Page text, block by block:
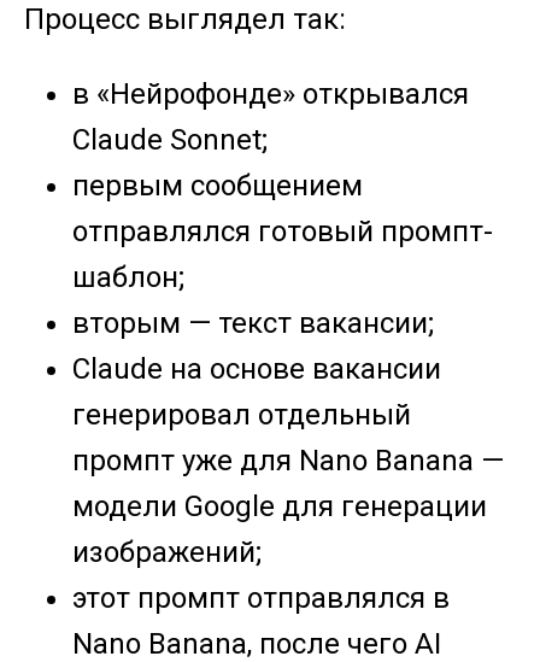
Процесс выглядел так:
в «Нейрофонде» открывался
Claude Sonnet;
первым сообщением
отправлялся готовый промпт-
шаблон;
вторым — текст вакансии;
Claude на основе вакансии
генерировал отдельный
промпт уже для Nano Banana —
модели Google для генерации
изображений;
этот промпт отправлялся в
Nano Banana, после чего AI